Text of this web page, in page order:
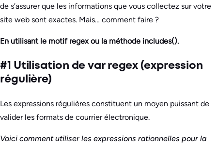
de s’assurer que les informations que vous collectez sur votre
site web sont exactes. Mais… comment faire ?
En utilisant le motif regex ou la méthode includes().
#1 Utilisation de var regex (expression
régulière)
Les expressions régulières constituent un moyen puissant de
valider les formats de courrier électronique.
Voici comment utiliser les expressions rationnelles pour la